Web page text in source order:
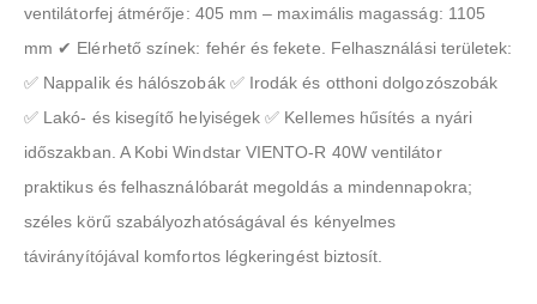
ventilátorfej átmérője: 405 mm – maximális magasság: 1105
mm ✔ Elérhető színek: fehér és fekete. Felhasználási területek:
✅ Nappalik és hálószobák ✅ Irodák és otthoni dolgozószobák
✅ Lakó- és kisegítő helyiségek ✅ Kellemes hűsítés a nyári
időszakban. A Kobi Windstar VIENTO-R 40W ventilátor
praktikus és felhasználóbarát megoldás a mindennapokra;
széles körű szabályozhatóságával és kényelmes
távirányítójával komfortos légkeringést biztosít.